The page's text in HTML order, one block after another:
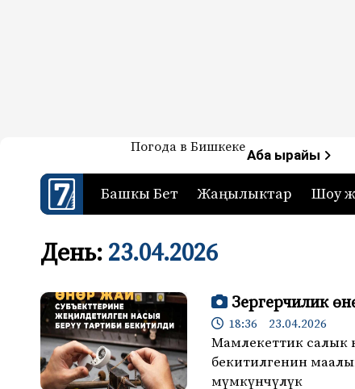
7-канал. Жаңылыктар
Жаңылыктар — Кыргызстан
Погода в БишкекеАба ырайы
Башкы Бет Жаңылыктар Шоу
День: 23.04.2026
Зергерчилик
18:36 23.04.2026
Мамлекеттик салык
бекитилгенин
мүмкүнчүлүк